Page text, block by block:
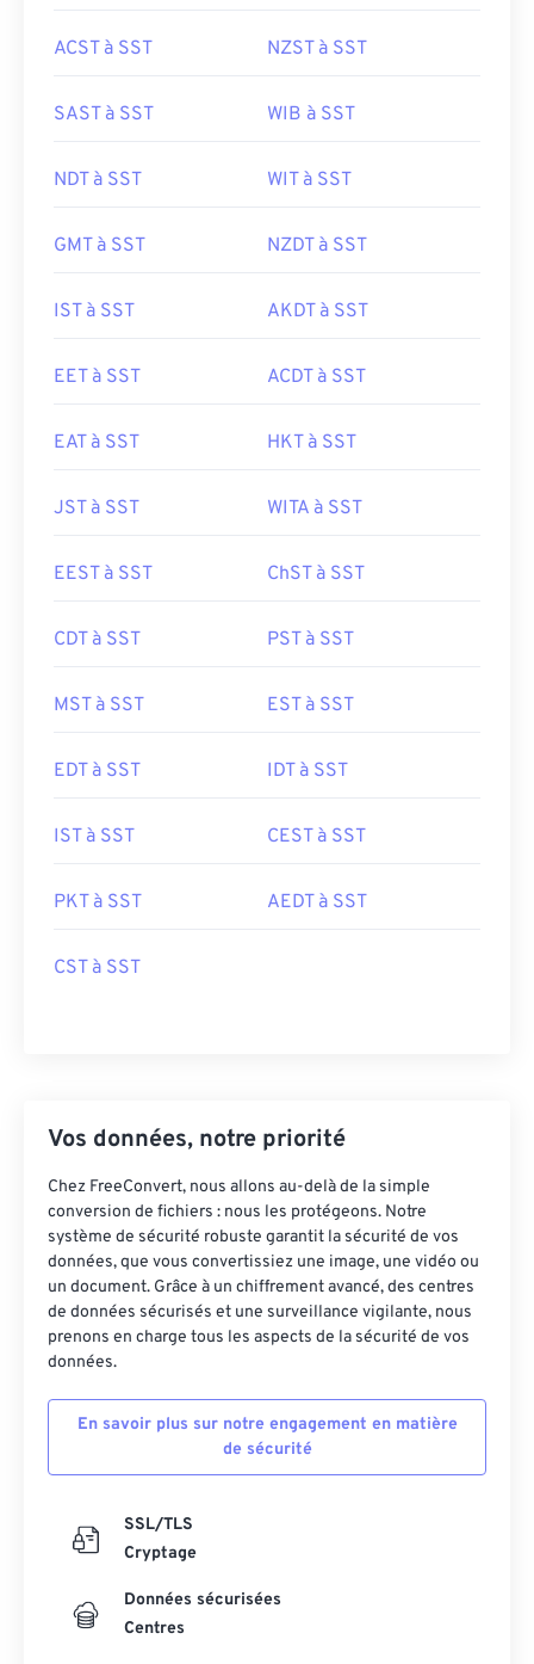
ACST à SST NZST à SST
SAST à SST WIB à SST
NDT à SST WIT à SST
GMT à SST NZDT à SST
IST à SST AKDT à SST
EET à SST ACDT à SST
EAT à SST HKT à SST
JST à SST WITA à SST
EEST à SST ChST à SST
CDT à SST PST à SST
MST à SST EST à SST
EDT à SST IDT à SST
IST à SST CEST à SST
PKT à SST AEDT à SST
CST à SST
Vos données, notre priorité
Chez FreeConvert, nous allons au-delà de la simple
conversion de fichiers : nous les protégeons. Notre
système de sécurité robuste garantit la sécurité de vos
données, que vous convertissiez une image, une vidéo ou
un document. Grâce à un chiffrement avancé, des centres
de données sécurisés et une surveillance vigilante, nous
prenons en charge tous les aspects de la sécurité de vos
données.
En savoir plus sur notre engagement en matière
de sécurité
SSL/TLS
Cryptage
Données sécurisées
Centres